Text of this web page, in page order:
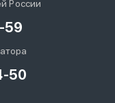
России
59
50